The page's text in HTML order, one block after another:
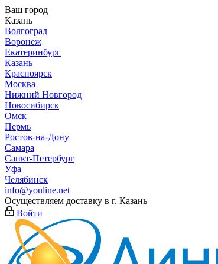
Ваш город
Казань
Волгоград
Воронеж
Екатеринбург
Казань
Красноярск
Москва
Нижний Новгород
Новосибирск
Омск
Пермь
Ростов-на-Дону
Самара
Санкт-Петербург
Уфа
Челябинск
info@youline.net
Осуществляем доставку в г. Казань
Войти